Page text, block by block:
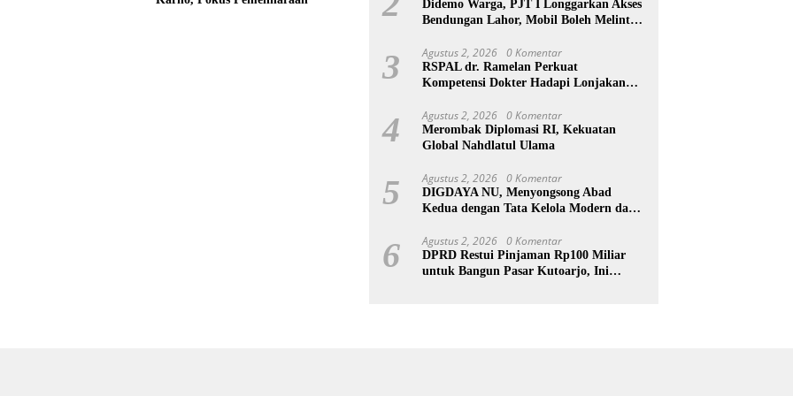
Didemo Warga, PJT I Longgarkan Akses
Bendungan Lahor, Mobil Boleh Melintas
3 Agustus 2, 2026 0 Komentar
RSPAL dr. Ramelan Perkuat
Kompetensi Dokter Hadapi Lonjakan
4 Agustus 2, 2026 0 Komentar
Merombak Diplomasi RI, Kekuatan
Global Nahdlatul Ulama
5 Agustus 2, 2026 0 Komentar
DIGDAYA NU, Menyongsong Abad
Kedua dengan Tata Kelola Modern dan
6 Agustus 2, 2026 0 Komentar
DPRD Restui Pinjaman Rp100 Miliar
untuk Bangun Pasar Kutoarjo, Ini